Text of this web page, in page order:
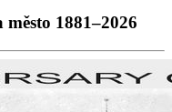
1881–2026